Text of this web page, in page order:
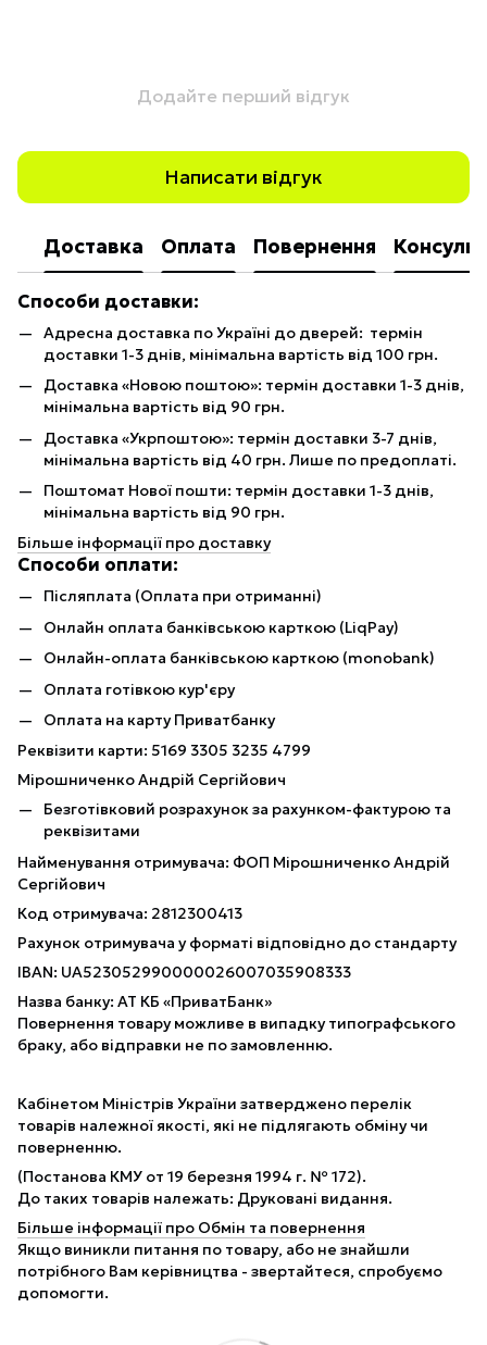
Додайте перший відгук
Написати відгук
Доставка Оплата Повернення
Способи доставки:
Адресна доставка по Україні до дверей: термін
доставки 1-3 днів, мінімальна вартість від 100 грн.
Доставка «Новою поштою»: термін доставки 1-3 днів,
мінімальна вартість від 90 грн.
Доставка «Укрпоштою»: термін доставки 3-7 днів,
мінімальна вартість від 40 грн. Лише по предоплаті.
Поштомат Нової пошти: термін доставки 1-3 днів,
мінімальна вартість від 90 грн.
Більше інформації про доставку
Способи оплати:
Післяплата (Оплата при отриманні)
Онлайн оплата банківською карткою (LiqPay)
Онлайн-оплата банківською карткою (monobank)
Оплата готівкою кур'єру
Оплата на карту Приватбанку
Реквізити карти: 5169 3305 3235 4799
Мірошниченко Андрій Сергійович
Безготівковий розрахунок за рахунком-фактурою та
реквізитами
Найменування отримувача: ФОП Мірошниченко Андрій
Сергійович
Код отримувача: 2812300413
Рахунок отримувача у форматі відповідно до стандарту
IBAN: UA523052990000026007035908333
Назва банку: АТ КБ «ПриватБанк»
Повернення товару можливе в випадку типографського
браку, або відправки не по замовленню.
Кабінетом Міністрів України затверджено перелік
товарів належної якості, які не підлягають обміну чи
поверненню.
(Постанова КМУ от 19 березня 1994 г. № 172).
До таких товарів належать: Друковані видання.
Більше інформації про Обмін та повернення
Якщо виникли питання по товару, або не знайшли
потрібного Вам керівництва - звертайтеся, спробуємо
допомогти.